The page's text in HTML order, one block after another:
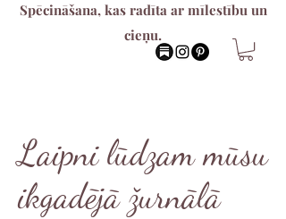
Spēcināšana, kas radīta ar mīlestību un
cieņu.
Laipni lūdzam mūsu
ikgadējā žurnālā